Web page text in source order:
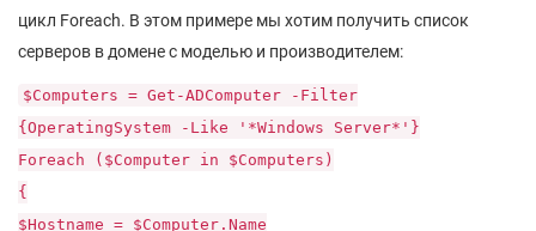
цикл Foreach. В этом примере мы хотим получить список
серверов в домене с моделью и производителем:
$Computers = Get-ADComputer -Filter
{OperatingSystem -Like '*Windows Server*'}
Foreach ($Computer in $Computers)
{
$Hostname = $Computer.Name